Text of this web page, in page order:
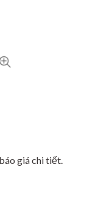
giá chi tiết.